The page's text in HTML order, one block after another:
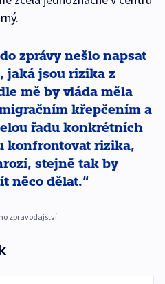
zprávy nešlo napsat
jaká jsou rizika z
mě by vláda měla
křepčením a
řadu konkrétních
konfrontovat rizika,
stejně tak by
něco dělat.
zpravodajství